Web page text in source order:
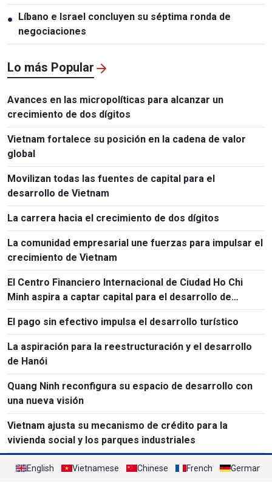
● Líbano e Israel concluyen su séptima ronda de
negociaciones
Lo más Popular
Avances en las micropolíticas para alcanzar un
crecimiento de dos dígitos
Vietnam fortalece su posición en la cadena de valor
global
Movilizan todas las fuentes de capital para el
desarrollo de Vietnam
La carrera hacia el crecimiento de dos dígitos
La comunidad empresarial une fuerzas para impulsar el
crecimiento de Vietnam
El Centro Financiero Internacional de Ciudad Ho Chi
Minh aspira a captar capital para el desarrollo de
Vietnam
El pago sin efectivo impulsa el desarrollo turístico
La aspiración para la reestructuración y el desarrollo
de Hanói
Quang Ninh reconfigura su espacio de desarrollo con
una nueva visión
Vietnam ajusta su mecanismo de crédito para la
vivienda social y los parques industriales
English Vietnamese Chinese French German